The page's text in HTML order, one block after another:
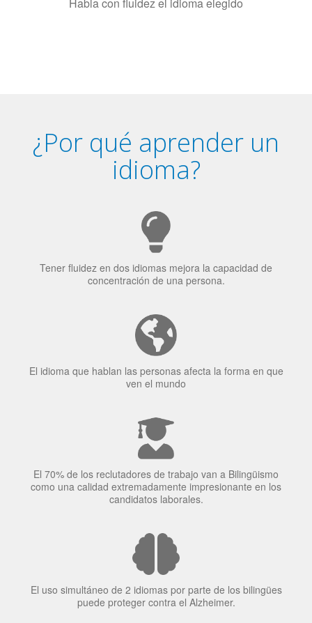
¿Por qué aprender un
idioma?
Tener fluidez en dos idiomas mejora la capacidad de
concentración de una persona.
El idioma que hablan las personas afecta la forma en que
ven el mundo
El 70% de los reclutadores de trabajo van a Bilingüismo
como una calidad extremadamente impresionante en los
candidatos laborales.